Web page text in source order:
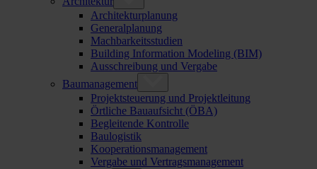
Architekturplanung
Generalplanung
Machbarkeitsstudien
Building Information Modeling (BIM)
Ausschreibung und Vergabe
Baumanagement
Projektsteuerung und Projektleitung
Örtliche Bauaufsicht (ÖBA)
Begleitende Kontrolle
Baulogistik
Kooperationsmanagement
Vergabe und Vertragsmanagement